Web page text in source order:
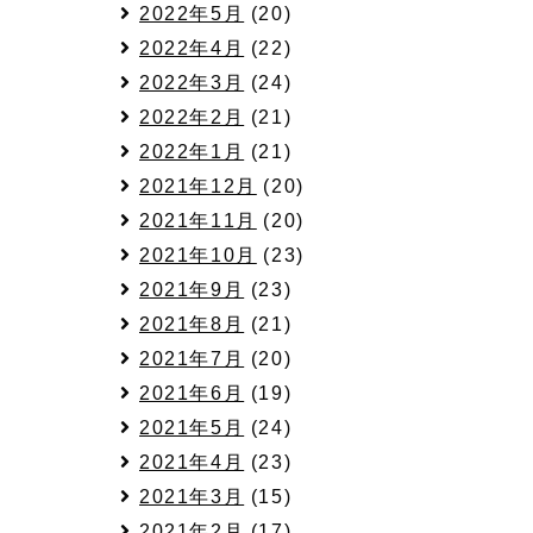
2022年5月
(20)
2022年4月
(22)
2022年3月
(24)
2022年2月
(21)
2022年1月
(21)
2021年12月
(20)
2021年11月
(20)
2021年10月
(23)
2021年9月
(23)
2021年8月
(21)
2021年7月
(20)
2021年6月
(19)
2021年5月
(24)
2021年4月
(23)
2021年3月
(15)